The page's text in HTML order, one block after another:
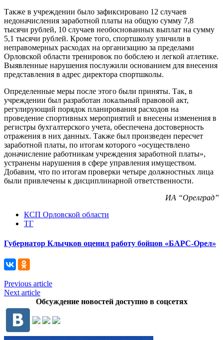
Также в учреждении было зафиксировано 12 случаев
недоначисления заработной платы на общую сумму 7,8
тысячи рублей, 10 случаев необоснованных выплат на сумму
5,1 тысячи рублей. Кроме того, спортшколу уличили в
неправомерных расходах на организацию за пределами
Орловской области тренировок по бобслею и легкой атлетике.
Выявленные нарушения послужили основанием для внесения
представления в адрес директора спортшколы.
Определенные меры после этого были приняты. Так, в
учреждении был разработан локальный правовой акт,
регулирующий порядок планирования расходов на
проведение спортивных мероприятий и внесены изменения в
регистры бухгалтерского учета, обеспечена достоверность
отражения в них данных. Также был произведен пересчет
заработной платы, по итогам которого «осуществлено
доначисление работникам учреждения заработной платы»,
устранены нарушения в сфере управления имуществом.
Добавим, что по итогам проверки четыре должностных лица
были привлечены к дисциплинарной ответственности.
ИА “Орелград”
КСП Орловской области
ТГ
Губернатор Клычков оценил работу бойцов «БАРС-Орел»
Previous article
Next article
Обсуждение новостей доступно в соцсетях